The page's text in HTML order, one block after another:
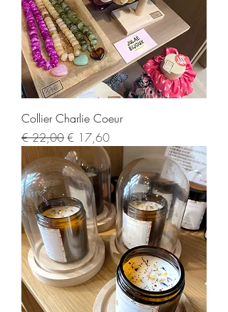
Collier Charlie Coeur
Normale prijs
€ 22,00Verkoopprijs
€ 17,60